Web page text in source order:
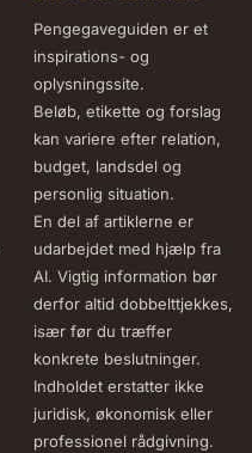
Pengegaveguiden er et
inspirations- og
oplysningssite.
Beløb, etikette og forslag
kan variere efter relation,
budget, landsdel og
personlig situation.
En del af artiklerne er
udarbejdet med hjælp fra
AI. Vigtig information bør
derfor altid dobbelttjekkes,
især før du træffer
konkrete beslutninger.
Indholdet erstatter ikke
juridisk, økonomisk eller
professionel rådgivning.